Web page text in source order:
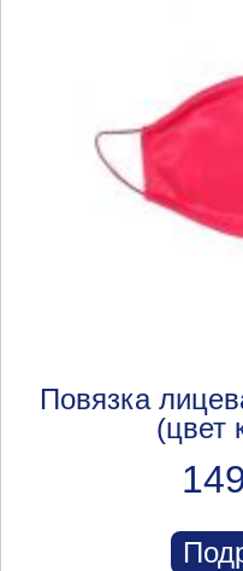
Повязка
(цвет